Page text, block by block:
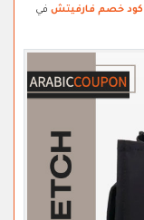
كود خصم فارفيتش في